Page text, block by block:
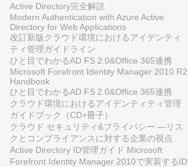
Active Directory完全解説
Modern Authentication with Azure Active
Directory for Web Applications
改訂新版クラウド環境におけるアイデンティ
ティ管理ガイドライン
ひと目でわかるAD FS 2.0&Office 365連携
Microsoft Forefront Identity Manager 2010 R2
Handbook
ひと目でわかるAD FS 2.0&Office 365連携
クラウド環境におけるアイデンティティ管理
ガイドブック（CD+冊子）
クラウド セキュリティ&プライバシー ―リス
クとコンプライアンスに対する企業の視点
Active Directory ID管理ガイド Microsoft
Forefront Identity Manager 2010で実装するID